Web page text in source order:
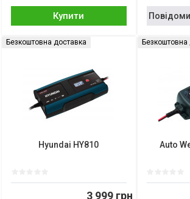
Купити
Безкоштовна доставка
Hyundai HY810
3 999 грн
Безкоштовна
Auto